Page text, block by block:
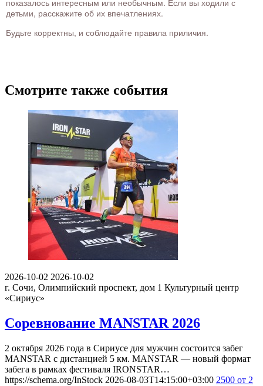
показалось интересным или необычным. Если вы ходили с
детьми, расскажите об их впечатлениях.
Будьте корректны, и соблюдайте правила приличия.
Смотрите также события
2026-10-02 2026-10-02
г. Сочи, Олимпийский проспект, дом 1 Культурный центр
«Сириус»
Соревнование MANSTAR 2026
2 октября 2026 года в Сириусе для мужчин состоится забег
MANSTAR с дистанцией 5 км. MANSTAR — новый формат
забега в рамках фестиваля IRONSTAR…
https://schema.org/InStock 2026-08-03T14:15:00+03:00 2500 от 2